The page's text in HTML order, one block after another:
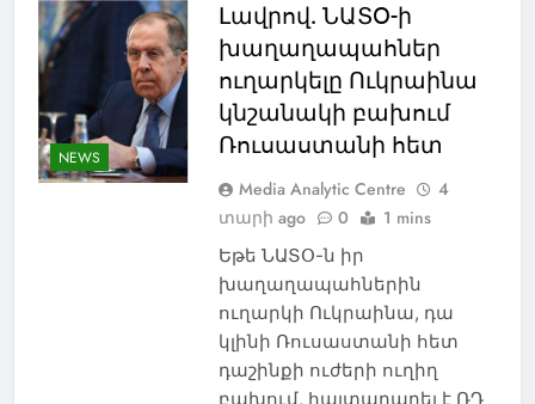
NEWS
Լավրով. ՆԱՏՕ-ի
խաղաղապահներ
ուղարկելը Ուկրաինա
կնշանակի բախում
Ռուսաստանի հետ
Media Analytic Centre
4
տարի ago
0 1 mins
Եթե ​​ՆԱՏՕ-ն իր
խաղաղապահներին
ուղարկի Ուկրաինա, դա
կլինի Ռուսաստանի հետ
դաշինքի ուժերի ուղիղ
բախում, հայտարարել է ՌԴ